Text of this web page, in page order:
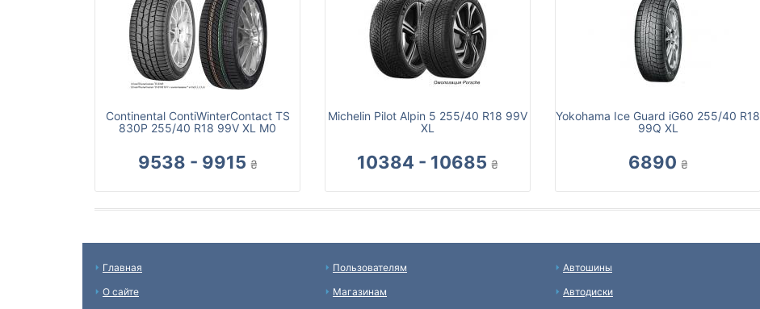
Continental ContiWinterContact TS
830P 255/40 R18 99V XL M0
9538 - 9915 ₴
Michelin Pilot Alpin 5 255/40 R18 99V
XL
10384 - 10685 ₴
Yokohama Ice Guard iG60 255/40 R18
99Q XL
6890 ₴
Главная
О сайте
Пользователям
Магазинам
Автошины
Автодиски